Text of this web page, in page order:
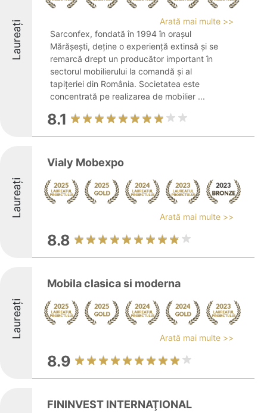
Laureați
Arată mai multe >>
Sarconfex, fondată în 1994 în orașul
Mărășești, deține o experiență extinsă și se
remarcă drept un producător important în
sectorul mobilierului la comandă și al
tapițeriei din România. Societatea este
concentrată pe realizarea de mobilier ...
8.1
Laureați
Vialy Mobexpo
Arată mai multe >>
8.8
Laureați
Mobila clasica si moderna
Arată mai multe >>
8.9
FININVEST INTERNAŢIONAL